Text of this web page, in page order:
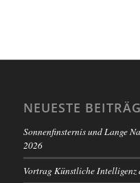
NEUESTE
Sonnenfinsternis und Lange
2026
Vortrag Künstliche Intelligenz